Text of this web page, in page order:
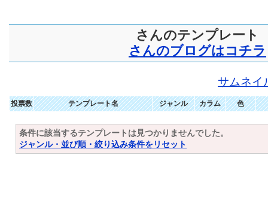
さんのテンプレート
さんのブログはコチラ
サムネイ
投票数 テンプレート名 ジャンル カラム 色
条件に該当するテンプレートは見つかりませんでした。
ジャンル・並び順・絞り込み条件をリセット